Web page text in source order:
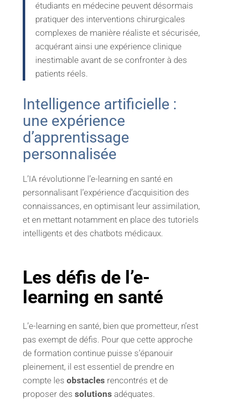
étudiants en médecine peuvent désormais
pratiquer des interventions chirurgicales
complexes de manière réaliste et sécurisée,
acquérant ainsi une expérience clinique
inestimable avant de se confronter à des
patients réels.
Intelligence artificielle :
une expérience
d’apprentissage
personnalisée
L’IA révolutionne l’e-learning en santé en
personnalisant l’expérience d’acquisition des
connaissances, en optimisant leur assimilation,
et en mettant notamment en place des tutoriels
intelligents et des chatbots médicaux.
Les défis de l’e-
learning en santé
L’e-learning en santé, bien que prometteur, n’est
pas exempt de défis. Pour que cette approche
de formation continue puisse s’épanouir
pleinement, il est essentiel de prendre en
compte les obstacles rencontrés et de
proposer des solutions adéquates.